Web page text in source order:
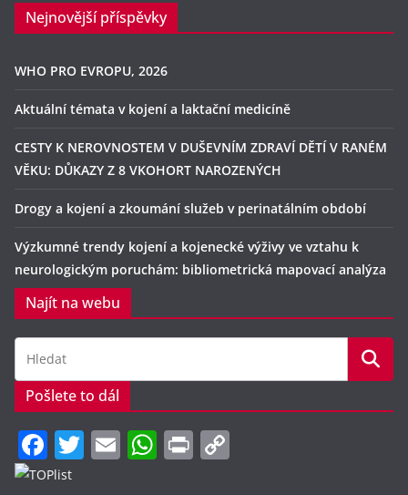
Nejnovější příspěvky
WHO PRO EVROPU, 2026
Aktuální témata v kojení a laktační medicíně
CESTY K NEROVNOSTEM V DUŠEVNÍM ZDRAVÍ DĚTÍ V RANÉM
VĚKU: DŮKAZY Z 8 VKOHORT NAROZENÝCH
Drogy a kojení a zkoumání služeb v perinatálním období
Výzkumné trendy kojení a kojenecké výživy ve vztahu k
neurologickým poruchám: bibliometrická mapovací analýza
Najít na webu
Pošlete to dál
F
a
T E W Pr